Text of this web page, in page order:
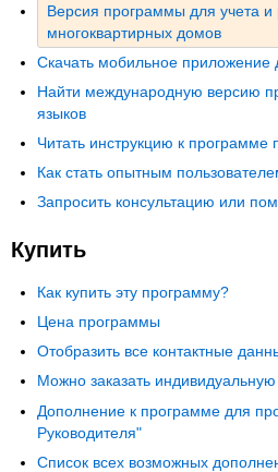
Версия программы для учета
многоквартирных домов
Скачать мобильное приложение
Найти международную версию
языков
Читать инструкцию к
Как стать опытным
Запросить консультацию или
Купить
Как купить эту программу?
Цена программы
Отобразить все контактные
Можно заказать индивидуальную
Дополнение к программе для
Руководителя"
Список всех возможных